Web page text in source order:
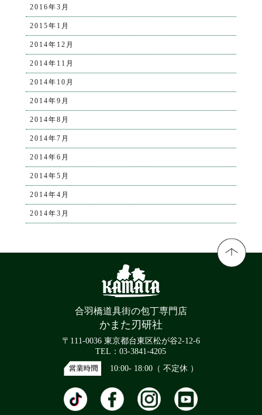
2016年3月
2015年1月
2014年12月
2014年11月
2014年10月
2014年9月
2014年8月
2014年7月
2014年6月
2014年5月
2014年4月
2014年3月
合羽橋道具街の包丁専門店
かまた刃研社
〒111-0036 東京都台東区松が谷2-12-6
TEL：03-3841-4205
10:00- 18:00（ 不定休 ）